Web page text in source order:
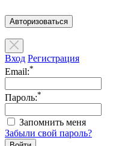
Авторизоваться
Вход Регистрация
Email:*
Пароль:*
Запомнить меня
Забыли свой пароль?